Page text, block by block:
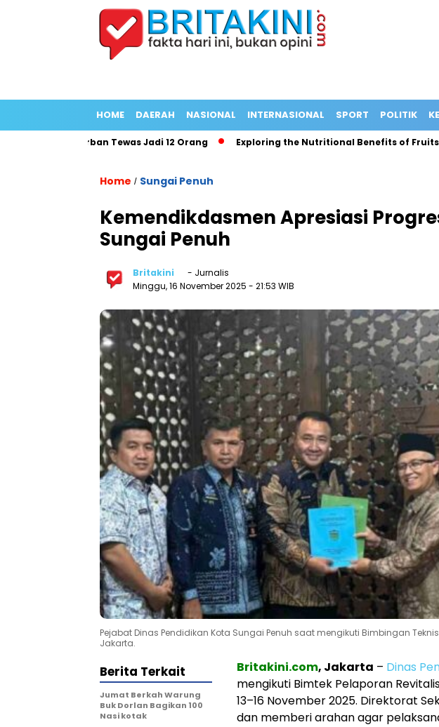
HOME DAERAH NASIONAL INTERNASIONAL SPORT POLITIK
Korban Tewas Jadi 12 Orang Exploring the Nutritional Benefits of Fruits in a
Home / Sungai Penuh
Kemendikdasmen Apresiasi
Sungai Penuh
Britakini
- Jurnalis
Minggu, 16 November 2025 - 21:53 WIB
Pejabat Dinas Pendidikan Kota Sungai Penuh saat mengikuti Bimbingan
Jakarta.
Britakini.com, Jakarta – Dinas
mengikuti Bimtek Pelaporan
13–16 November 2025. Direktorat
dan memberi arahan agar
Berita Terkait
Jumat Berkah Warung
Buk Dorlan Bagikan 100
Nasi kotak